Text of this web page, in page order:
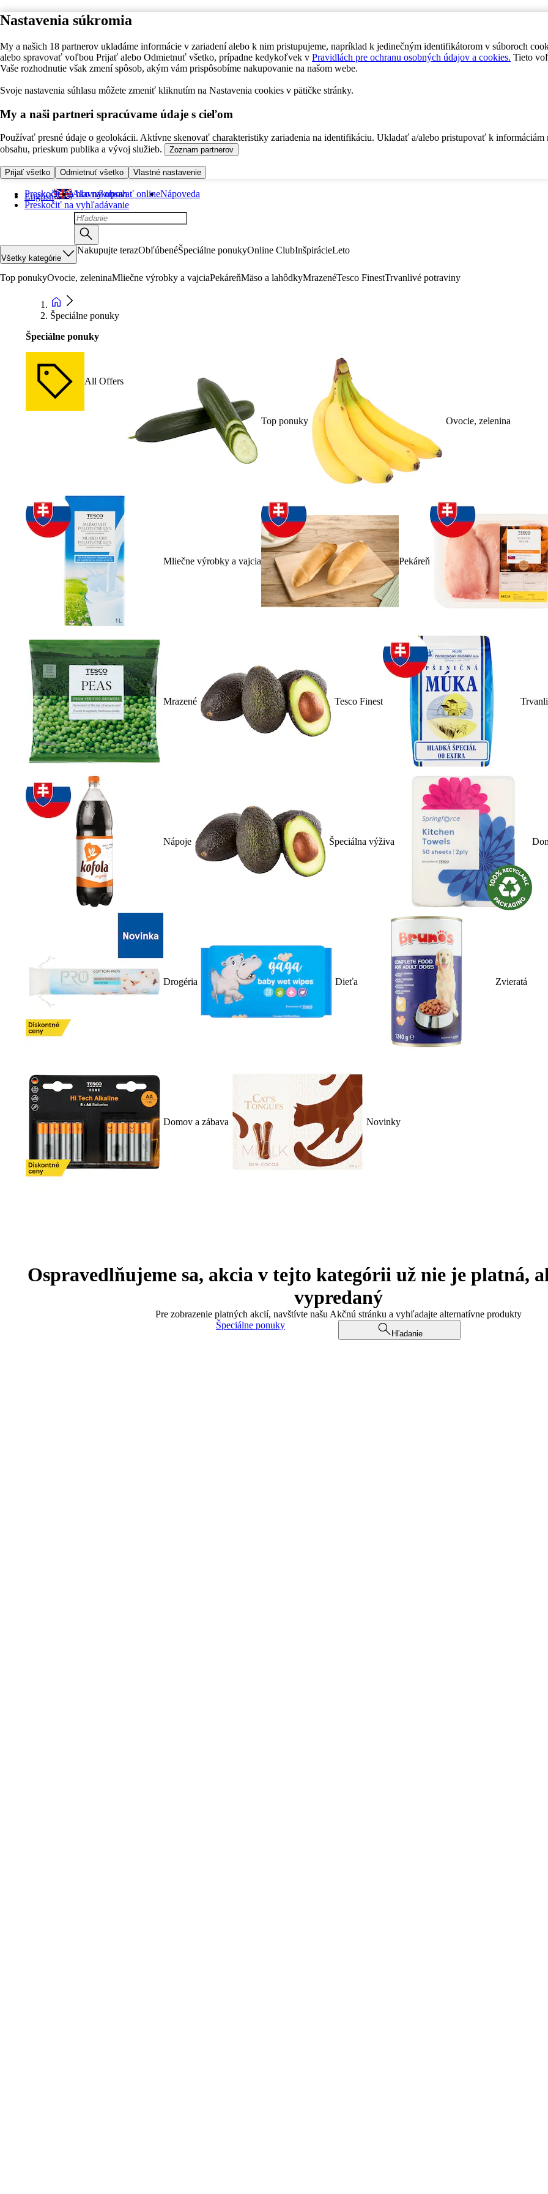
Nastavenia súkromia
My a našich 18 partnerov ukladáme informácie v zariadení alebo k nim pristupujeme, napríklad k jedinečným identifikátorom v súboroch
alebo spravovať voľbou Prijať alebo Odmietnuť všetko, prípadne kedykoľvek v Pravidlách pre ochranu osobných údajov a cookies. Tieto
Vaše rozhodnutie však zmení spôsob, akým vám prispôsobíme nakupovanie na našom webe.
Svoje nastavenia súhlasu môžete zmeniť kliknutím na Nastavenia cookies v pätičke stránky.
My a naši partneri spracúvame údaje s cieľom
Používať presné údaje o geolokácii. Aktívne skenovať charakteristiky zariadenia na identifikáciu. Ukladať a/alebo pristupovať k informáciám
obsahu, prieskum publika a vývoj služieb.
Zoznam partnerov
Prijať všetko Odmietnuť všetko Vlastné nastavenie
Preskočiť na hlavný obsah
Preskočiť na vyhľadávanie
English Ako nakupovať onlineNápoveda
Všetky kategórie
Nakupujte terazObľúbenéŠpeciálne ponukyOnline ClubInšpirácieLeto
Top ponukyOvocie, zeleninaMliečne výrobky a vajciaPekáreňMäso a lahôdkyMrazenéTesco FinestTrvanlivé potraviny
Špeciálne ponuky
Špeciálne ponuky
All Offers
Top ponuky Ovocie, zelenina
Mliečne výrobky a vajcia Pekáreň
Mrazené Tesco Finest
Nápoje Špeciálna výživa
Drogéria Dieťa Zvieratá
Domov a zábava Novinky
Ospravedlňujeme sa, akcia v tejto kategórii už nie je platná,
vypredaný
Pre zobrazenie platných akcií, navštívte našu Akčnú stránku a vyhľadajte alternatívne produkty
Špeciálne ponuky
Hľadanie